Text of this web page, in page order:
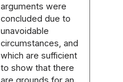
arguments were
concluded due to
unavoidable
circumstances, and
which are sufficient
to show that there
are grounds for an